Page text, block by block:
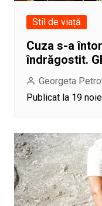
Stil de viață
Cuza s-a
îndrăgostit.
Georgeta
Publicat la 19